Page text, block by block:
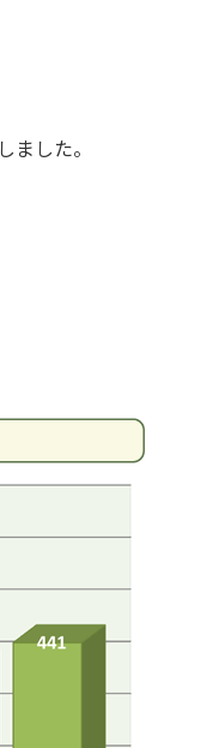
した。